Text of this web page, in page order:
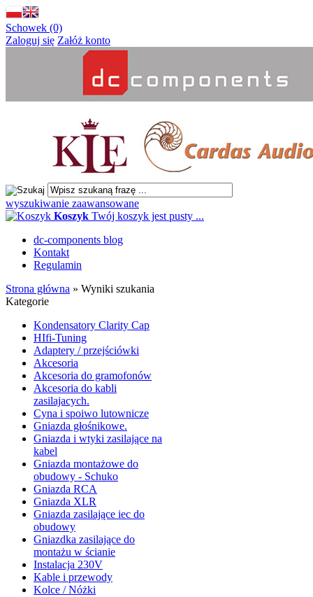
Schowek (0)
Zaloguj się Załóż konto
wyszukiwanie zaawansowane
Koszyk Twój koszyk jest pusty ...
dc-components blog
Kontakt
Regulamin
Strona główna » Wyniki szukania
Kategorie
Kondensatory Clarity Cap
HIfi-Tuning
Adaptery / przejściówki
Akcesoria
Akcesoria do gramofonów
Akcesoria do kabli
zasilajacych.
Cyna i spoiwo lutownicze
Gniazda głośnikowe.
Gniazda i wtyki zasilające na
kabel
Gniazda montażowe do
obudowy - Schuko
Gniazda RCA
Gniazda XLR
Gniazda zasilające iec do
obudowy
Gniazdka zasilające do
montażu w ścianie
Instalacja 230V
Kable i przewody
Kolce / Nóżki